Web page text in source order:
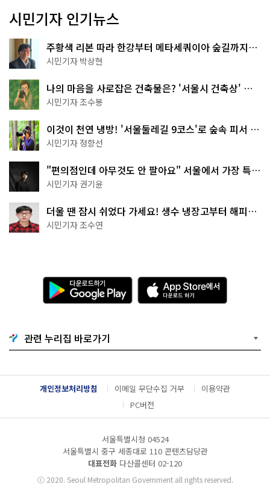
시민기자 인기뉴스
주황색 리본 따라 한강부터 메타세쿼이아 숲길까지…
서울둘레길 15코스
시민기자 박상현
나의 마음을 사로잡은 건축물은? '서울시 건축상' 수
상작 공개!
시민기자 조수봉
이것이 천연 냉방! '서울둘레길 9코스'로 숲속 피서 떠
나볼까
시민기자 정향선
"편의점인데 아무것도 안 팔아요" 서울에서 가장 특별
한 편의점의 정체
시민기자 권기윤
더울 땐 잠시 쉬었다 가세요! 생수 냉장고부터 해피소
·무더위쉼터까지
시민기자 조수연
다
운
로
기
G
o
g
l
e
l
A
p
p
e
서
다
운
드
관련 누리집 바로가기
개인정보처리방침 이메일 무단수집 거부
이용약관
PC버전
서울특별시청 04524
서울특별시 중구 세종대로 110 콘텐츠담당관
대표전화 다산콜센터 02-120
ⓒ2020. Seoul Metropolitan Government all rights reserved.